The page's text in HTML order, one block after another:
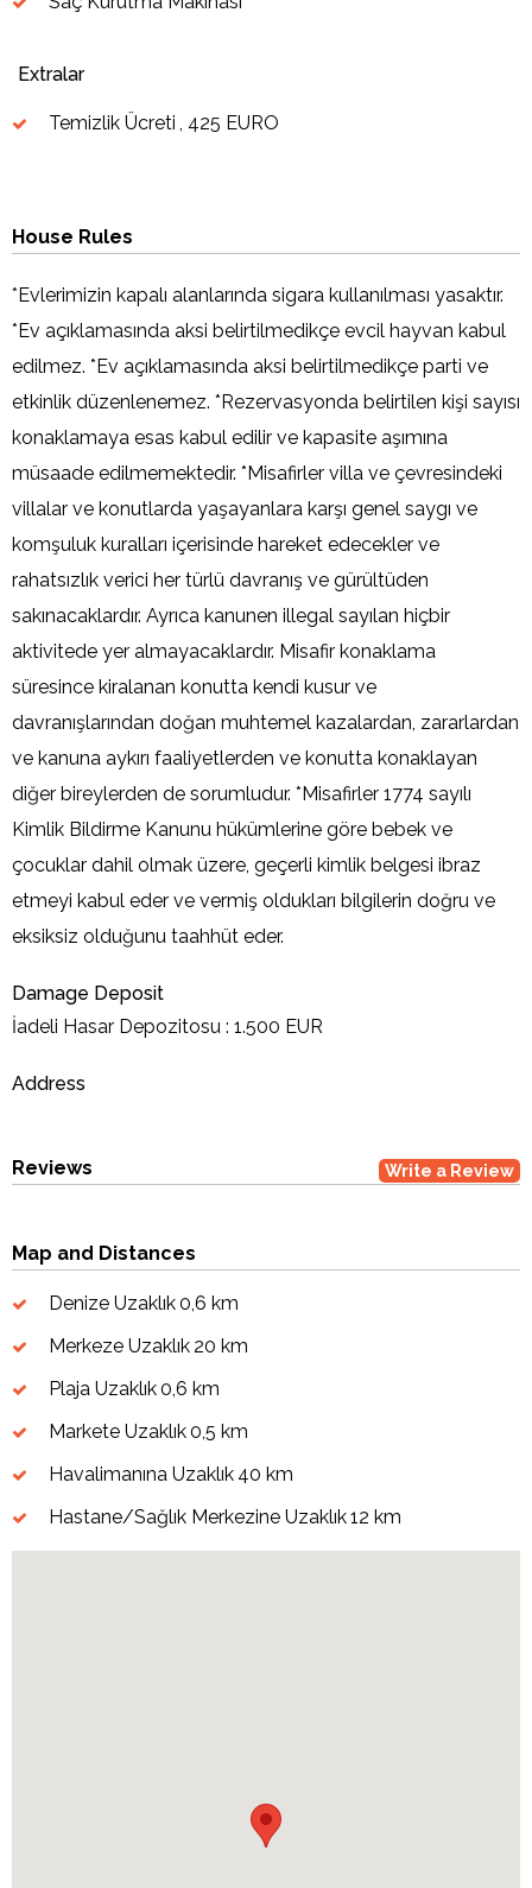
Extralar
Temizlik Ücreti , 425 EURO
House Rules
*Evlerimizin kapalı alanlarında sigara kullanılması yasaktır.
*Ev açıklamasında aksi belirtilmedikçe evcil hayvan kabul
edilmez. *Ev açıklamasında aksi belirtilmedikçe parti ve
etkinlik düzenlenemez. *Rezervasyonda belirtilen kişi sayısı
konaklamaya esas kabul edilir ve kapasite aşımına
müsaade edilmemektedir. *Misafirler villa ve çevresindeki
villalar ve konutlarda yaşayanlara karşı genel saygı ve
komşuluk kuralları içerisinde hareket edecekler ve
rahatsızlık verici her türlü davranış ve gürültüden
sakınacaklardır. Ayrıca kanunen illegal sayılan hiçbir
aktivitede yer almayacaklardır. Misafir konaklama
süresince kiralanan konutta kendi kusur ve
davranışlarından doğan muhtemel kazalardan, zararlardan
ve kanuna aykırı faaliyetlerden ve konutta konaklayan
diğer bireylerden de sorumludur. *Misafirler 1774 sayılı
Kimlik Bildirme Kanunu hükümlerine göre bebek ve
çocuklar dahil olmak üzere, geçerli kimlik belgesi ibraz
etmeyi kabul eder ve vermiş oldukları bilgilerin doğru ve
eksiksiz olduğunu taahhüt eder.
Damage Deposit
İadeli Hasar Depozitosu : 1.500 EUR
Address
Reviews Write a Review
Map and Distances
Denize Uzaklık0,6 km
Merkeze Uzaklık 20 km
Plaja Uzaklık0,6 km
Markete Uzaklık0,5 km
Havalimanına Uzaklık 40 km
Hastane/Sağlık Merkezine Uzaklık12 km